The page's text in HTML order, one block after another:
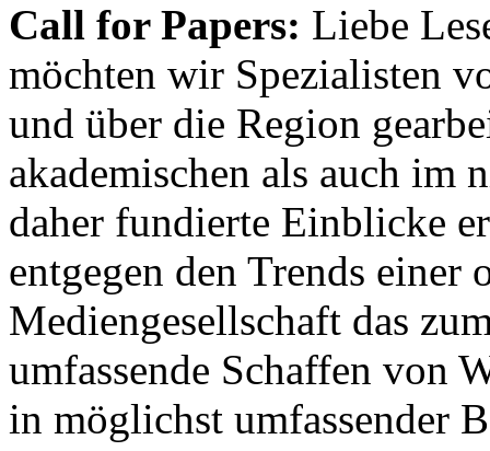
Call for Papers: Liebe
möchten wir Spezialisten
und über die Region
akademischen als auch im
daher fundierte Einblicke
entgegen den Trends einer
Mediengesellschaft das
umfassende Schaffen von
in möglichst umfassender